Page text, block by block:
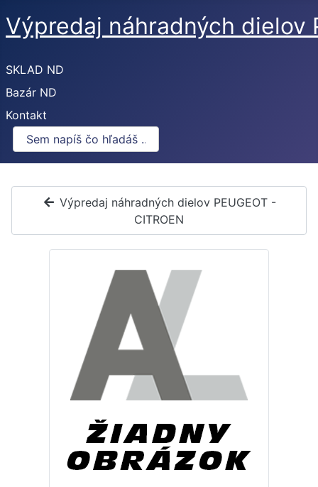
Výpredaj náhradných dielov
SKLAD ND
Bazár ND
Kontakt
Výpredaj náhradných dielov PEUGEOT -
CITROEN